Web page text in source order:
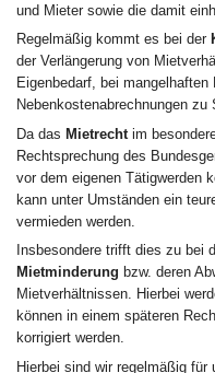
und Mieter sowie die damit
Regelmäßig kommt es bei der
der Verlängerung von
Eigenbedarf, bei
Nebenkostenabrechnungen zu
Da das Mietrecht im
Rechtsprechung des
vor dem eigenen Tätigwerden
kann unter Umständen ein
vermieden werden.
Insbesondere trifft dies zu bei
Mietminderung bzw. deren
Mietverhältnissen. Hierbei
können in einem späteren
korrigiert werden.
Hierbei sind wir regelmäßig